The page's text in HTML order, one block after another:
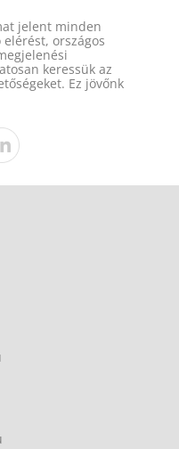
jelent minden
országos
keressük az
Ez jövőnk